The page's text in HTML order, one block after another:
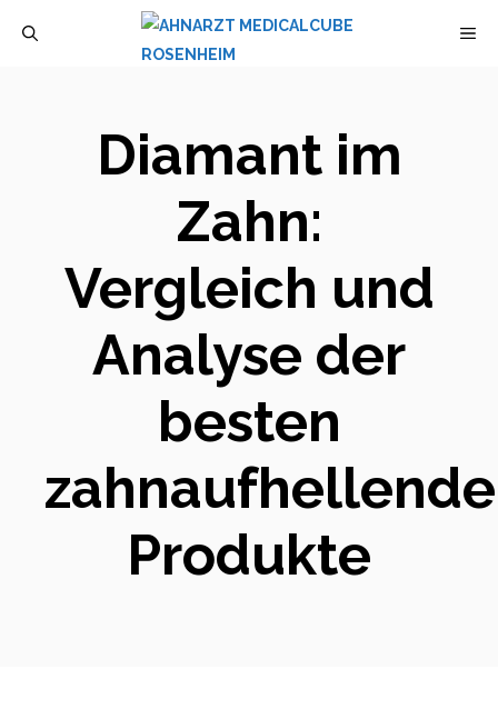
Diamant im
Zahn:
Vergleich und
Analyse der
besten
Produkte